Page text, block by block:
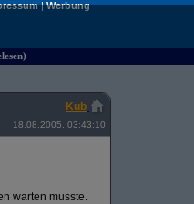
|Werbung
Kub
18.08.2005, 03:43:10
warten musste.